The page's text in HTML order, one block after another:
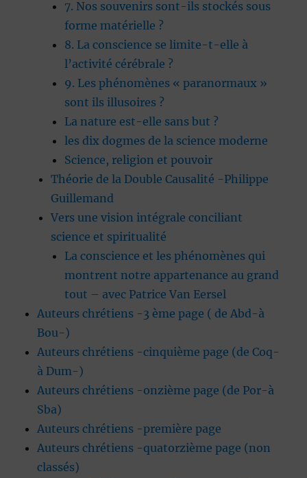
7. Nos souvenirs sont-ils stockés sous
forme matérielle ?
8. La conscience se limite-t-elle à
l’activité cérébrale ?
9. Les phénomènes « paranormaux »
sont ils illusoires ?
La nature est-elle sans but ?
les dix dogmes de la science moderne
Science, religion et pouvoir
Théorie de la Double Causalité -Philippe
Guillemand
Vers une vision intégrale conciliant
science et spiritualité
La conscience et les phénomènes qui
montrent notre appartenance au grand
tout – avec Patrice Van Eersel
Auteurs chrétiens -3 ème page ( de Abd-à
Bou-)
Auteurs chrétiens -cinquième page (de Coq-
à Dum-)
Auteurs chrétiens -onzième page (de Por-à
Sba)
Auteurs chrétiens -première page
Auteurs chrétiens -quatorzième page (non
classés)